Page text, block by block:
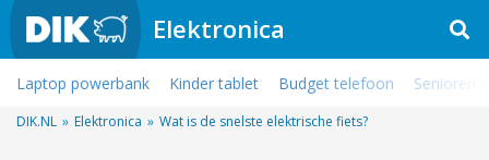
Elektronica
Laptop powerbank Kinder tablet Budget telefoon Senioren
DIK.NL » Elektronica » Wat is de snelste elektrische fiets?